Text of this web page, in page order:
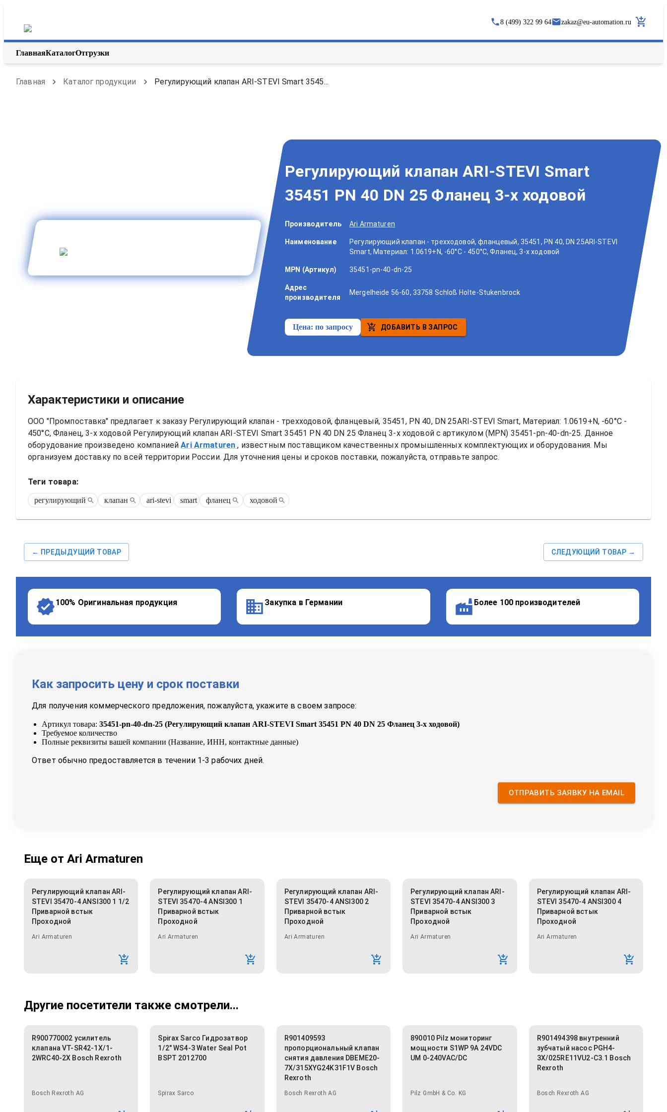
8 (499) 322 99 64 zakaz@eu-automation.ru
ГлавнаяКаталогОтгрузки
Главная Каталог продукции Регулирующий клапан ARI-STEVI Smart 3545...
Регулирующий клапан ARI-STEVI Smart
35451 PN 40 DN 25 Фланец 3-х ходовой
Производитель Ari Armaturen
Наименование
Регулирующий клапан - трехходовой, фланцевый, 35451, PN 40, DN 25ARI-STEVI
Smart, Материал: 1.0619+N, -60°C - 450°C, Фланец, 3-х ходовой
MPN (Артикул) 35451-pn-40-dn-25
Адрес
производителя
Mergelheide 56-60, 33758 Schloß Holte-Stukenbrock
Цена:по запросу ДОБАВИТЬ В ЗАПРОС
Характеристики и описание
ООО "Промпоставка" предлагает к заказу Регулирующий клапан - трехходовой, фланцевый, 35451, PN 40, DN 25ARI-STEVI Smart, Материал: 1.0619+N, -60°C -
450°C, Фланец, 3-х ходовой Регулирующий клапан ARI-STEVI Smart 35451 PN 40 DN 25 Фланец 3-х ходовой с артикулом (MPN) 35451-pn-40-dn-25. Данное
оборудование произведено компанией Ari Armaturen , известным поставщиком качественных промышленных комплектующих и оборудования. Мы
организуем доставку по всей территории России. Для уточнения цены и сроков поставки, пожалуйста, отправьте запрос.
Теги товара:
регулирующий клапан ari-stevi smart фланец ходовой
← ПРЕДЫДУЩИЙ ТОВАР СЛЕДУЮЩИЙ ТОВАР →
100% Оригинальная продукция Закупка в Германии Более 100 производителей
Как запросить цену и срок поставки
Для получения коммерческого предложения, пожалуйста, укажите в своем запросе:
Артикул товара: 35451-pn-40-dn-25 (Регулирующий клапан ARI-STEVI Smart 35451 PN 40 DN 25 Фланец 3-х ходовой)
Требуемое количество
Полные реквизиты вашей компании (Название, ИНН, контактные данные)
Ответ обычно предоставляется в течении 1-3 рабочих дней.
ОТПРАВИТЬ ЗАЯВКУ НА EMAIL
Еще от Ari Armaturen
Регулирующий клапан ARI-
STEVI 35470-4 ANSI300 1 1/2
Приварной встык
Проходной
Ari Armaturen
Регулирующий клапан ARI-
STEVI 35470-4 ANSI300 1
Приварной встык
Проходной
Ari Armaturen
Регулирующий клапан ARI-
STEVI 35470-4 ANSI300 2
Приварной встык
Проходной
Ari Armaturen
Регулирующий клапан ARI-
STEVI 35470-4 ANSI300 3
Приварной встык
Проходной
Ari Armaturen
Регулирующий клапан ARI-
STEVI 35470-4 ANSI300 4
Приварной встык
Проходной
Ari Armaturen
Другие посетители также смотрели...
R900770002 усилитель
клапана VT-SR42-1X/1-
2WRC40-2X Bosch Rexroth
Bosch Rexroth AG
Spirax Sarco Гидрозатвор
1/2" WS4-3 Water Seal Pot
BSPT 2012700
Spirax Sarco
R901409593
пропорциональный клапан
снятия давления DBEME20-
7X/315XYG24K31F1V Bosch
Rexroth
Bosch Rexroth AG
890010 Pilz мониторинг
мощности S1WP 9A 24VDC
UM 0-240VAC/DC
Pilz GmbH & Co. KG
R901494398 внутренний
зубчатый насос PGH4-
3X/025RE11VU2-C3.1 Bosch
Rexroth
Bosch Rexroth AG